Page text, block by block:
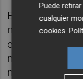
El informe
más personas
electrónicos
mitad. Lo
número de
Puede
cualquier
cookies.